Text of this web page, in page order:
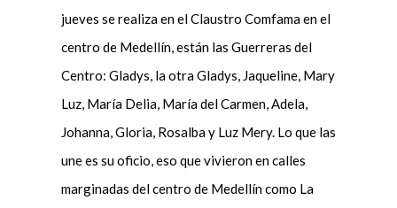
jueves se realiza en el Claustro Comfama en el
centro de Medellín, están las Guerreras del
Centro: Gladys, la otra Gladys, Jaqueline, Mary
Luz, María Delia, María del Carmen, Adela,
Johanna, Gloria, Rosalba y Luz Mery. Lo que las
une es su oficio, eso que vivieron en calles
marginadas del centro de Medellín como La